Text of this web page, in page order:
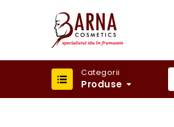
Categorii
Produse